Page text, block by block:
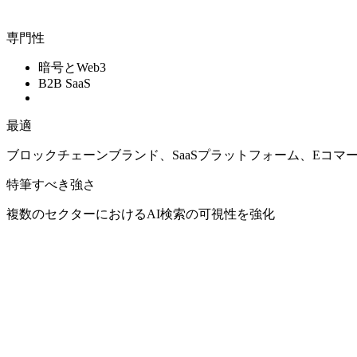
専門性
暗号とWeb3
B2B SaaS
最適
ブロックチェーンブランド、SaaSプラットフォーム、Eコマ
特筆すべき強さ
複数のセクターにおけるAI検索の可視性を強化